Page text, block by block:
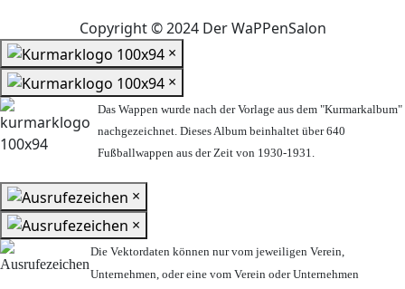
Copyright © 2024 Der WaPPenSalon
×
×
Das Wappen wurde nach der Vorlage aus dem "Kurmarkalbum"
nachgezeichnet. Dieses Album beinhaltet über 640
Fußballwappen aus der Zeit von 1930-1931.
×
×
Die Vektordaten können nur vom jeweiligen Verein,
Unternehmen, oder eine vom Verein oder Unternehmen